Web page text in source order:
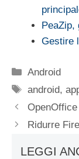
PeaZip,
Gestire
Categorie
Android
Tag
android,
Ridurre
LEGGI